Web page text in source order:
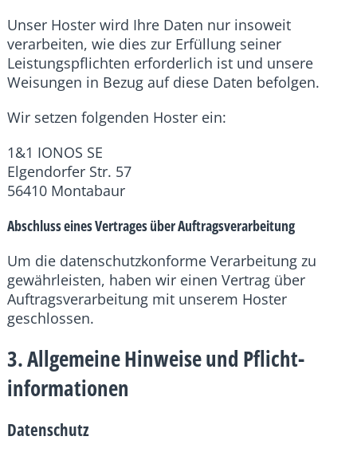
Unser Hoster wird Ihre Daten nur insoweit
verarbeiten, wie dies zur Erfüllung seiner
Leistungspflichten erforderlich ist und unsere
Weisungen in Bezug auf diese Daten befolgen.
Wir setzen folgenden Hoster ein:
1&1 IONOS SE
Elgendorfer Str. 57
56410 Montabaur
Abschluss eines Vertrages über Auftragsverarbeitung
Um die datenschutzkonforme Verarbeitung zu
gewährleisten, haben wir einen Vertrag über
Auftragsverarbeitung mit unserem Hoster
geschlossen.
3. Allgemeine Hinweise und Pflicht­
informationen
Datenschutz